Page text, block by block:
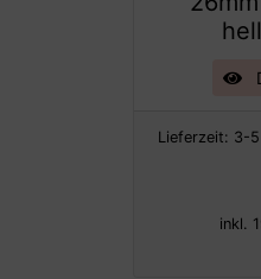
Lieferzeit: 3-
inkl.